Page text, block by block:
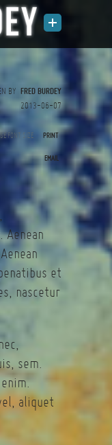
BY FRED BURDEY
2013-06-07
PRINT
EMAIL
et
nascetur
sem.
aliquet